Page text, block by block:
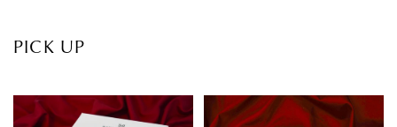
PICK UP